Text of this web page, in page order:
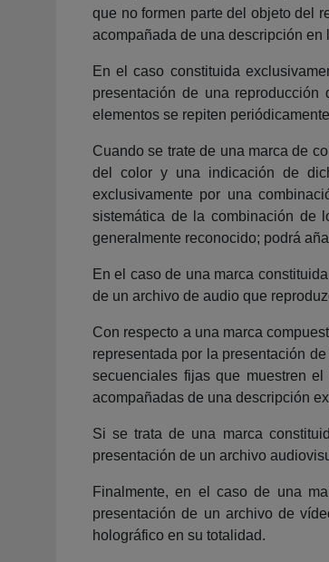
que no formen parte del objeto del
acompañada de una descripción
En el caso constituida
presentación de una
elementos se repiten
Cuando se trate de una marca de
del color y una indicación de
exclusivamente por una
sistemática de la combinación de
generalmente reconocido; podrá
En el caso de una marca
de un archivo de audio que
Con respecto a una marca
representada por la presentación
secuenciales fijas que muestren
acompañadas de una descripción
Si se trata de una marca
presentación de un archivo
Finalmente, en el caso de una
presentación de un archivo de
holográfico en su totalidad.